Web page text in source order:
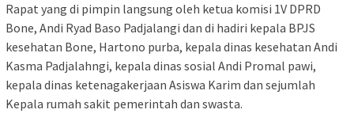
Rapat yang di pimpin langsung oleh ketua komisi 1V DPRD
Bone, Andi Ryad Baso Padjalangi dan di hadiri kepala BPJS
kesehatan Bone, Hartono purba, kepala dinas kesehatan Andi
Kasma Padjalahngi, kepala dinas sosial Andi Promal pawi,
kepala dinas ketenagakerjaan Asiswa Karim dan sejumlah
Kepala rumah sakit pemerintah dan swasta.